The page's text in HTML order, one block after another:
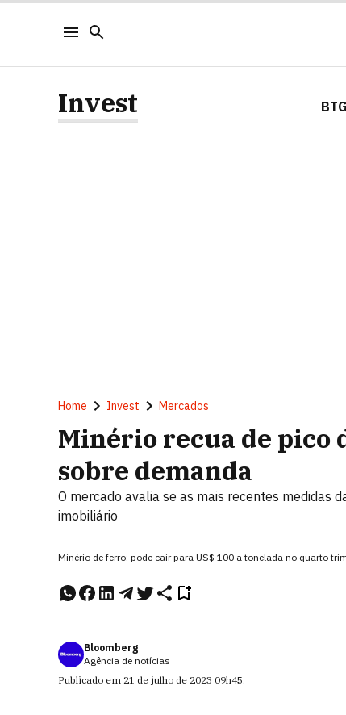
Invest
Home Invest Mercados
Minério recua de pico
sobre demanda
O mercado avalia se as mais recentes medidas
imobiliário
Minério de ferro: pode cair para US$ 100 a tonelada no quarto
Bloomberg
Agência de notícias
Publicado em 21 de julho de 2023 09h45.